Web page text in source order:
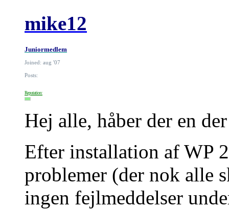
mike12
Juniormedlem
Joined: aug '07
Posts:
Reputation:
Hej alle, håber der en
Efter installation af WP
problemer (der nok alle
ingen fejlmeddelser